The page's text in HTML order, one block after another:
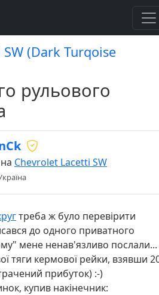
(Dark Turqoise
рульового
Chevrolet Lacetti SW
треба ж було перевірити
до одного приватного
мене ненав'язливо послали...
тяги кермової рейки, взявши
прибуток) :-)
купив накінечник: